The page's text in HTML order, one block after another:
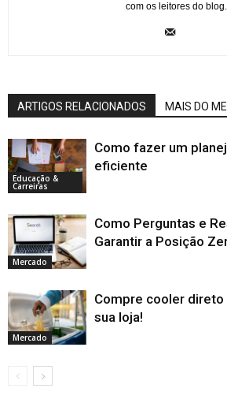
com os leitores do blog.
ARTIGOS RELACIONADOS MAIS DO
Educação &
Carreiras
Como fazer um
eficiente
Mercado
Como Perguntas e
Garantir a Posição
Mercado
Compre cooler
sua loja!